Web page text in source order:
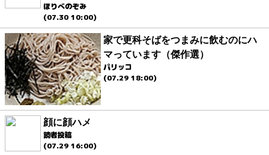
ほりべのぞみ
(07.30 10:00)
家で更科そばをつまみに飲むのにハ
マっています（傑作選）
パリッコ
(07.29 18:00)
顔に顔ハメ
読者投稿
(07.29 16:00)